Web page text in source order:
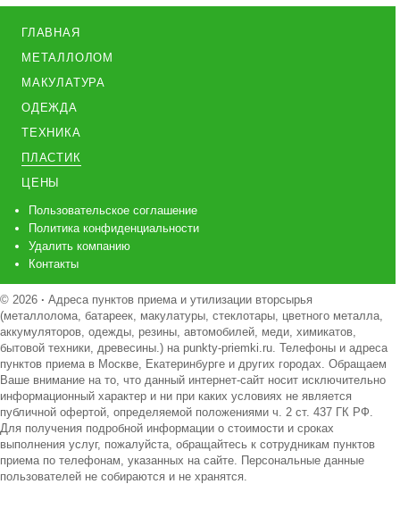
ГЛАВНАЯ
МЕТАЛЛОЛОМ
МАКУЛАТУРА
ОДЕЖДА
ТЕХНИКА
ПЛАСТИК
ЦЕНЫ
Пользовательское соглашение
Политика конфиденциальности
Удалить компанию
Контакты
© 2026 · Адреса пунктов приема и утилизации вторсырья
(металлолома, батареек, макулатуры, стеклотары, цветного металла,
аккумуляторов, одежды, резины, автомобилей, меди, химикатов,
бытовой техники, древесины.) на punkty-priemki.ru. Телефоны и адреса
пунктов приема в Москве, Екатеринбурге и других городах. Обращаем
Ваше внимание на то, что данный интернет-сайт носит исключительно
информационный характер и ни при каких условиях не является
публичной офертой, определяемой положениями ч. 2 ст. 437 ГК РФ.
Для получения подробной информации о стоимости и сроках
выполнения услуг, пожалуйста, обращайтесь к сотрудникам пунктов
приема по телефонам, указанных на сайте. Персональные данные
пользователей не собираются и не хранятся.